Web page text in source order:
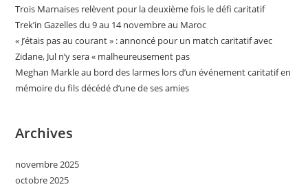
Trois Marnaises relèvent pour la deuxième fois le défi caritatif
Trek’in Gazelles du 9 au 14 novembre au Maroc
« J’étais pas au courant » : annoncé pour un match caritatif avec
Zidane, Jul n’y sera « malheureusement pas
Meghan Markle au bord des larmes lors d’un événement caritatif en
mémoire du fils décédé d’une de ses amies
Archives
novembre 2025
octobre 2025